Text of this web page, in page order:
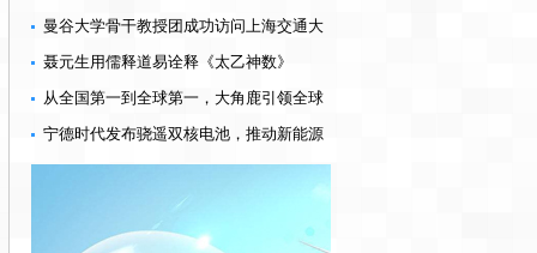
《远方并不远》散文推荐
曼谷大学骨干教授团成功访问上海交通大
学与上海大学,共商学术交流与国际合作
聂元生用儒释道易诠释《太乙神数》
从全国第一到全球第一，大角鹿引领全球
瓷砖进入“超耐磨时代”
宁德时代发布骁遥双核电池，推动新能源
汽车正式驶入“多核时代”